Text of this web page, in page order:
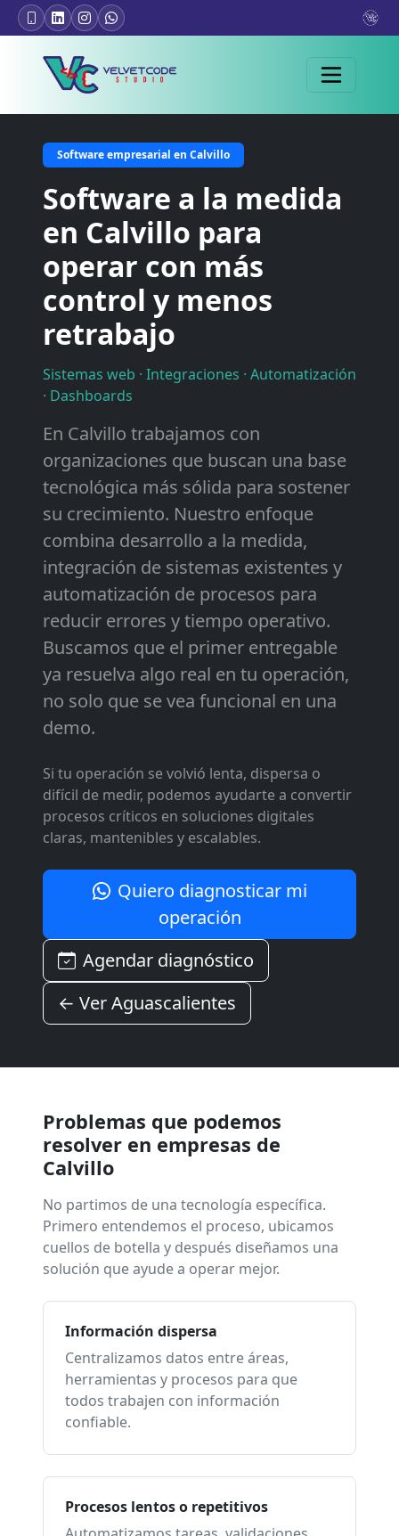
Software empresarial en Calvillo
Software a la medida
en Calvillo para
operar con más
control y menos
retrabajo
Sistemas web · Integraciones · Automatización
· Dashboards
En Calvillo trabajamos con
organizaciones que buscan una base
tecnológica más sólida para sostener
su crecimiento. Nuestro enfoque
combina desarrollo a la medida,
integración de sistemas existentes y
automatización de procesos para
reducir errores y tiempo operativo.
Buscamos que el primer entregable
ya resuelva algo real en tu operación,
no solo que se vea funcional en una
demo.
Si tu operación se volvió lenta, dispersa o
difícil de medir, podemos ayudarte a convertir
procesos críticos en soluciones digitales
claras, mantenibles y escalables.
Quiero diagnosticar mi
operación
Agendar diagnóstico
← Ver Aguascalientes
Problemas que podemos
resolver en empresas de
Calvillo
No partimos de una tecnología específica.
Primero entendemos el proceso, ubicamos
cuellos de botella y después diseñamos una
solución que ayude a operar mejor.
Información dispersa
Centralizamos datos entre áreas,
herramientas y procesos para que
todos trabajen con información
confiable.
Procesos lentos o repetitivos